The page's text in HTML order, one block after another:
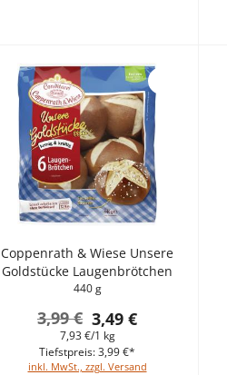
Coppenrath & Wiese Unsere
Goldstücke Laugenbrötchen
440 g
3,49 €
3,99 €
7,93 €/1 kg
inkl. MwSt., zzgl. Versand
Tiefstpreis: 3,99 €*